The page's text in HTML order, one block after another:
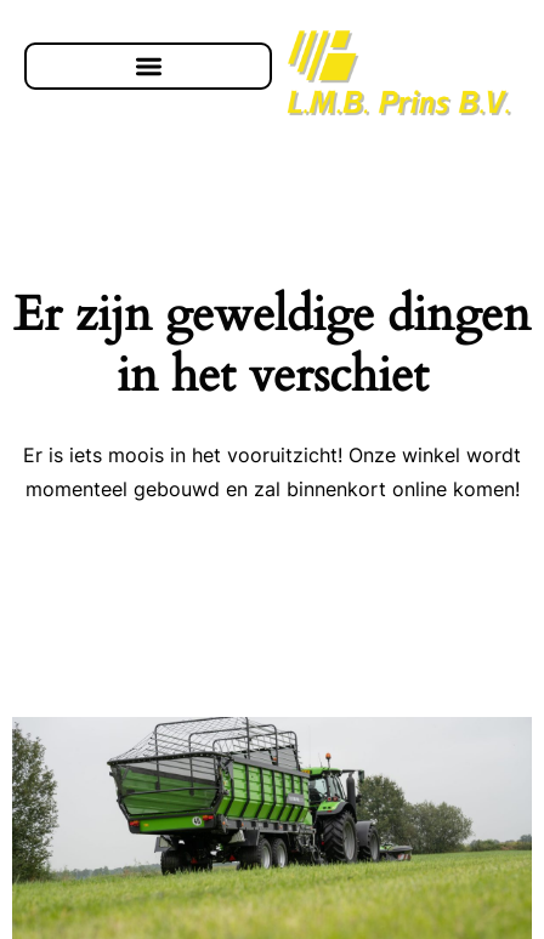
Er zijn geweldige dingen
in het verschiet
Er is iets moois in het vooruitzicht! Onze winkel wordt
momenteel gebouwd en zal binnenkort online komen!